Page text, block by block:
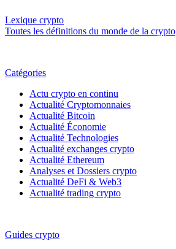
Lexique crypto
Toutes les définitions du monde de la crypto
Catégories
Actu crypto en continu
Actualité Cryptomonnaies
Actualité Bitcoin
Actualité Économie
Actualité Technologies
Actualité exchanges crypto
Actualité Ethereum
Analyses et Dossiers crypto
Actualité DeFi & Web3
Actualité trading crypto
Guides crypto